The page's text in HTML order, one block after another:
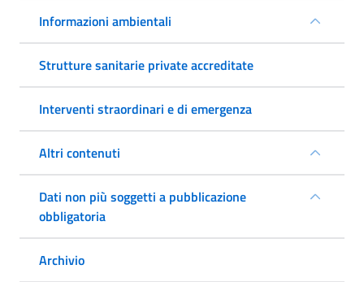
Informazioni ambientali
Strutture sanitarie private accreditate
Interventi straordinari e di emergenza
Altri contenuti
Dati non più soggetti a pubblicazione
obbligatoria
Archivio